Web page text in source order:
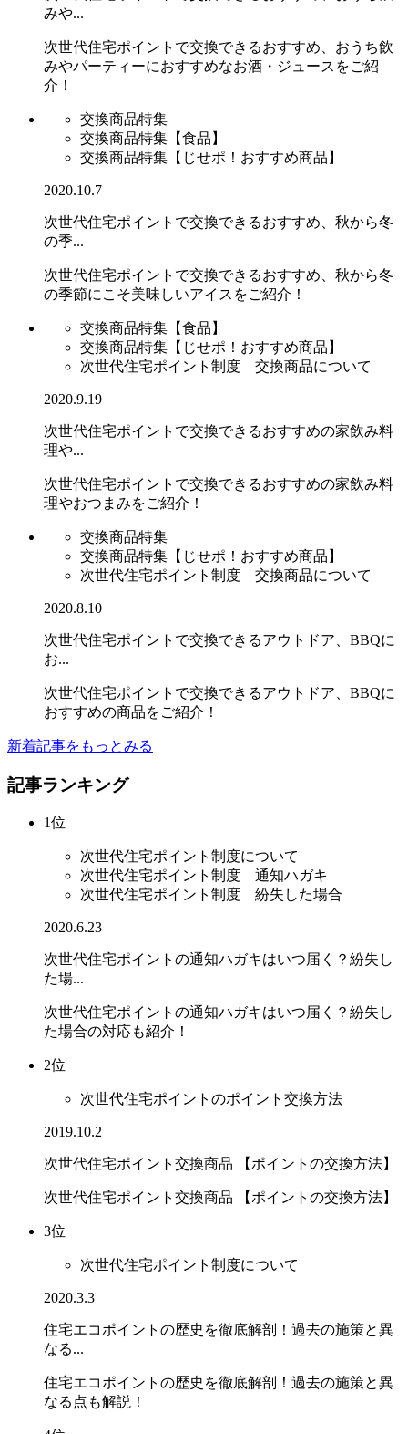
みや...
次世代住宅ポイントで交換できるおすすめ、おうち飲
みやパーティーにおすすめなお酒・ジュースをご紹
介！
交換商品特集
交換商品特集【食品】
交換商品特集【じせポ！おすすめ商品】
2020.10.7
次世代住宅ポイントで交換できるおすすめ、秋から冬
の季...
次世代住宅ポイントで交換できるおすすめ、秋から冬
の季節にこそ美味しいアイスをご紹介！
交換商品特集【食品】
交換商品特集【じせポ！おすすめ商品】
次世代住宅ポイント制度 交換商品について
2020.9.19
次世代住宅ポイントで交換できるおすすめの家飲み料
理や...
次世代住宅ポイントで交換できるおすすめの家飲み料
理やおつまみをご紹介！
交換商品特集
交換商品特集【じせポ！おすすめ商品】
次世代住宅ポイント制度 交換商品について
2020.8.10
次世代住宅ポイントで交換できるアウトドア、BBQに
お...
次世代住宅ポイントで交換できるアウトドア、BBQに
おすすめの商品をご紹介！
新着記事をもっとみる
記事ランキング
1位
次世代住宅ポイント制度について
次世代住宅ポイント制度 通知ハガキ
次世代住宅ポイント制度 紛失した場合
2020.6.23
次世代住宅ポイントの通知ハガキはいつ届く？紛失し
た場...
次世代住宅ポイントの通知ハガキはいつ届く？紛失し
た場合の対応も紹介！
2位
次世代住宅ポイントのポイント交換方法
2019.10.2
次世代住宅ポイント交換商品 【ポイントの交換方法】
次世代住宅ポイント交換商品 【ポイントの交換方法】
3位
次世代住宅ポイント制度について
2020.3.3
住宅エコポイントの歴史を徹底解剖！過去の施策と異
なる...
住宅エコポイントの歴史を徹底解剖！過去の施策と異
なる点も解説！